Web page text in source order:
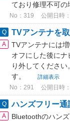
ており修理不可
No：319 公開日時
TVアンテナを
TVアンテナには
オフにした後に
り外してくださ
す。
詳細表示
No：291 公開日時
ハンズフリー通
Bluetoothのハン